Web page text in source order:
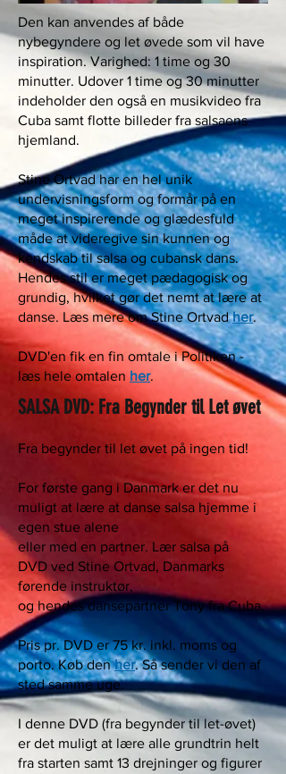
Den kan anvendes af både
nybegyndere og let øvede som vil have
inspiration. Varighed: 1 time og 30
minutter. Udover 1 time og 30 minutter
indeholder den også en musikvideo fra
Cuba samt flotte billeder fra salsaens
hjemland.
Stine Ortvad har en hel unik
undervisningsform og formår på en
meget inspirerende og glædesfuld
måde at videregive sin kunnen og
kendskab til salsa og cubansk dans.
Hendes stil er meget pædagogisk og
grundig, hvilket gør det nemt at lære at
danse. Læs mere om Stine Ortvadher.
DVD'en fik en fin omtale i Politiken -
læs hele omtalen her.
SALSA DVD: Fra Begynder til Let øvet
Fra begynder til let øvet på ingen tid!
For første gang i Danmark er det nu
muligt at lære at danse salsa hjemme i
egen stue alene
eller med en partner. Lær salsa på
DVD ved Stine Ortvad, Danmarks
førende instruktør,
og hendes dansepartner Tony fra Cuba.
Pris pr. DVD er 75 kr. inkl. moms og
porto. Køb denher. Så sender vi den af
sted samme uge.
I denne DVD (fra begynder til let-øvet)
er det muligt at lære alle grundtrin helt
fra starten samt 13 drejninger og figurer